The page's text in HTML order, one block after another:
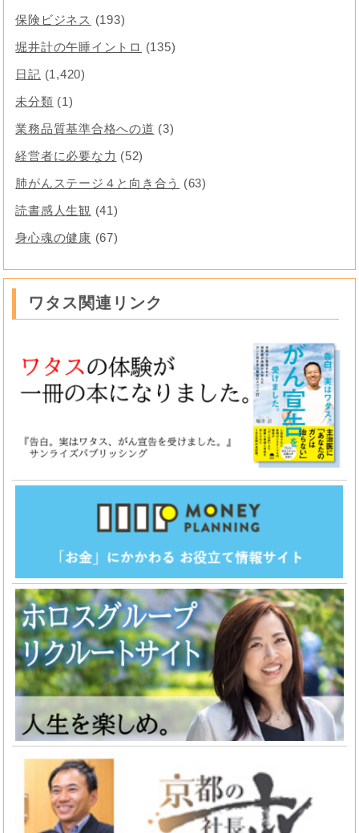
保険ビジネス (193)
堀井計の午睡イントロ (135)
日記 (1,420)
未分類 (1)
業務品質基準合格への道 (3)
経営者に必要な力 (52)
肺がんステージ４と向き合う
(63)
読書感人生観 (41)
身心魂の健康 (67)
ワタス関連リンク